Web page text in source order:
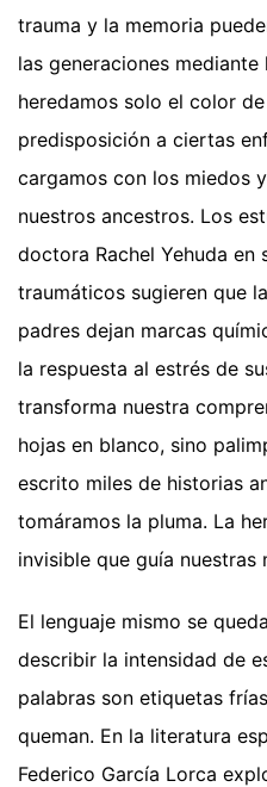
trauma y la memoria
las generaciones
heredamos solo el color
predisposición a ciertas
cargamos con los miedos
nuestros ancestros. Los
doctora Rachel Yehuda
traumáticos sugieren que
padres dejan marcas
la respuesta al estrés de
transforma nuestra
hojas en blanco, sino
escrito miles de historias
tomáramos la pluma. La
invisible que guía nuestras
El lenguaje mismo se
describir la intensidad de
palabras son etiquetas
queman. En la literatura
Federico García Lorca